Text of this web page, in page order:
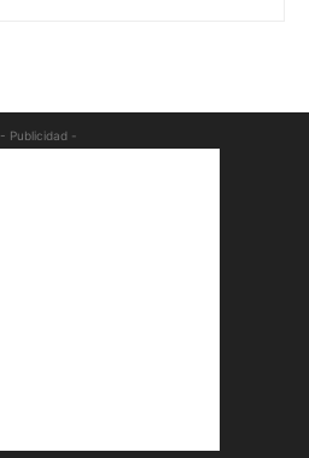
- Publicidad -